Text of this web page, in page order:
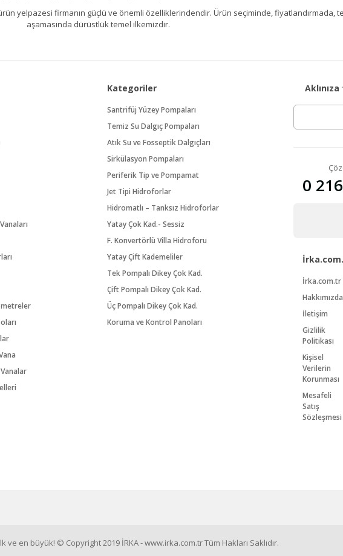
yelpazesi firmanın güçlü ve önemli özelliklerindendir. Ürün seçiminde, fiyatlandırmada,
aşamasında dürüstlük temel ilkemizdir.
Kategoriler
Santrifüj Yüzey Pompaları
Temiz Su Dalgıç Pompaları
Atık Su ve Fosseptik Dalgıçları
Sirkülasyon Pompaları
Periferik Tip ve Pompamat
Jet Tipi Hidroforlar
Hidromatlı – Tanksız Hidroforlar
Yatay Çok Kad.- Sessiz
F. Konvertörlü Villa Hidroforu
Yatay Çift Kademeliler
Tek Pompalı Dikey Çok Kad.
Çift Pompalı Dikey Çok Kad.
Üç Pompalı Dikey Çok Kad.
Koruma ve Kontrol Panoları
0
İrka.com.tr
Hakkımızda
İletişim
Gizlilik
Politikası
Kişisel
Verilerin
Korunması
Mesafeli
Satış
Sözleşmesi
en büyük! © Copyright 2019 İRKA - www.irka.com.tr Tüm Hakları Saklıdır.